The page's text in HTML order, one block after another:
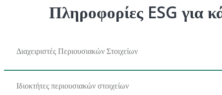
Πληροφορίες ESG για
Διαχειριστές Περιουσιακών Στοιχείων
Ιδιοκτήτες περιουσιακών στοιχείων